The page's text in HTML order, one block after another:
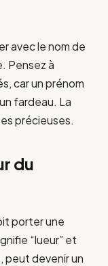
avec le nom de
Pensez à
car un prénom
fardeau. La
précieuses.
du
porter une
“lueur” et
peut devenir un